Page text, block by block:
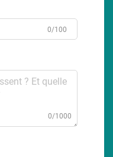
0/100
0/1000